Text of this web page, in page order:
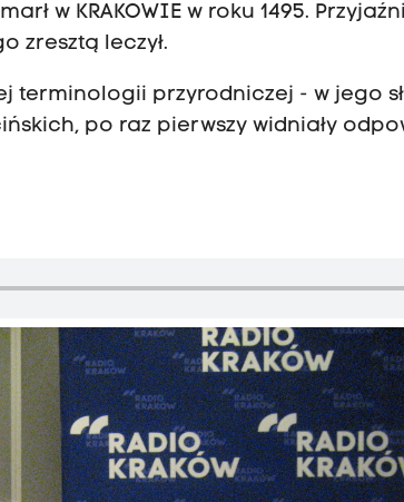
w KRAKOWIE w roku 1495.
zresztą leczył.
terminologii przyrodniczej - w jego
po raz pierwszy widniały